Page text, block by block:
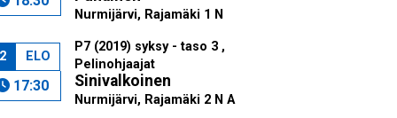
Nurmijärvi, Rajamäki 1 N
ELO
17:30
P7 (2019) syksy - taso 3 ,
Pelinohjaajat
Sinivalkoinen
Nurmijärvi, Rajamäki 2 N A